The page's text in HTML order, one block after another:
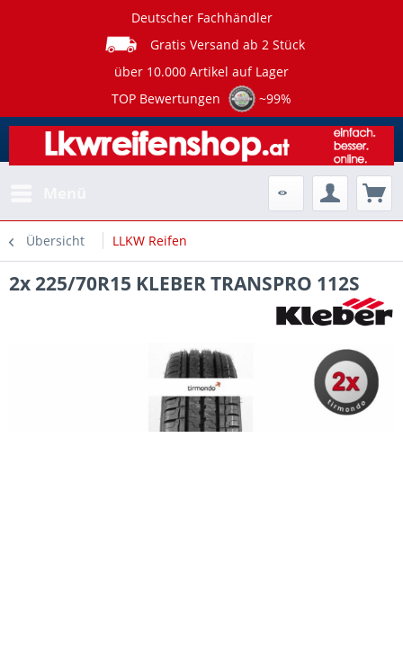
Deutscher Fachhändler
Gratis Versand ab 2 Stück
über 10.000 Artikel auf Lager
TOP Bewertungen
~99%
Übersicht LLKW Reifen
2x 225/70R15 KLEBER TRANSPRO 112S